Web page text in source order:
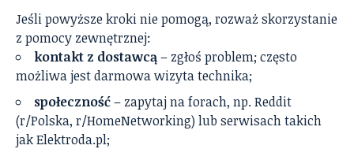
Jeśli powyższe kroki nie pomogą, rozważ skorzystanie
z pomocy zewnętrznej:
kontakt z dostawcą– zgłoś problem; często
możliwa jest darmowa wizyta technika;
społeczność– zapytaj na forach, np. Reddit
(r/Polska, r/HomeNetworking) lub serwisach takich
jak Elektroda.pl;